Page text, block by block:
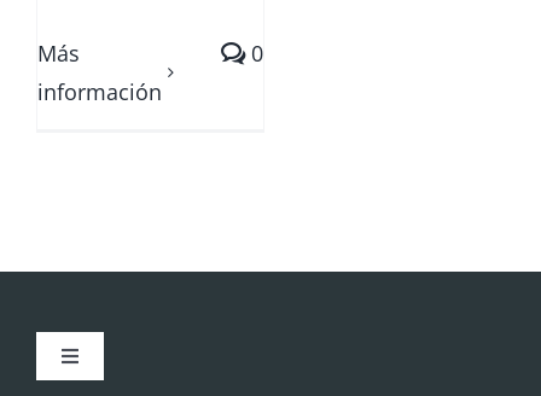
Más
información
0
Toggle